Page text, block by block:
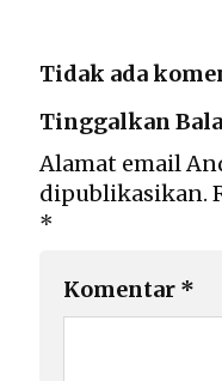
Tidak ada
Tinggalkan
Alamat email
dipublikasikan.
*
Komentar *